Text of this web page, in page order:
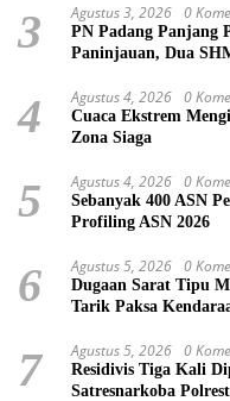
3 Agustus 3, 2026 0
PN Padang Panjang
Paninjauan, Dua
4 Agustus 4, 2026 0
Cuaca Ekstrem
Zona Siaga
5 Agustus 4, 2026 0
Sebanyak 400 ASN
Profiling ASN 2026
6 Agustus 5, 2026 0
Dugaan Sarat Tipu
Tarik Paksa
7 Agustus 5, 2026 0
Residivis Tiga Kali
Satresnarkoba